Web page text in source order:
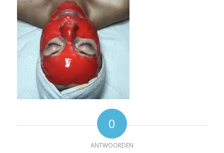
0
ANTWOORDEN